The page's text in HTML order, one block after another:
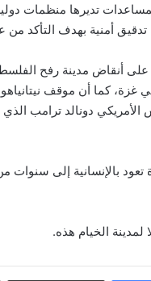
المساعدات تديرها منظمات
أمنية بهدف التأكد من
أنقاض مدينة رفح
غزة، كما أن موقف
الأمريكي دونالد ترامب
تعود بالإنسانية إلى سنوات
الخيام هذه.